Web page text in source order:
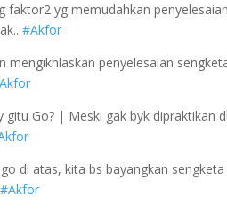
faktor2 yg memudahkan
#Akfor
mengikhlaskan penyelesaian
gitu Go? | Meski gak byk dipraktikan
di atas, kita bs bayangkan
#Akfor